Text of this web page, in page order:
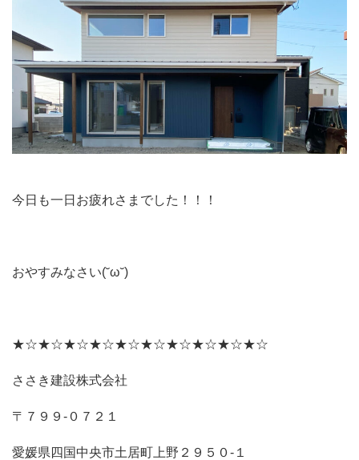
今日も一日お疲れさまでした！！！
おやすみなさい(˘ω˘)
★☆★☆★☆★☆★☆★☆★☆★☆★☆★☆
ささき建設株式会社
〒７９９‐０７２１
愛媛県四国中央市土居町上野２９５０‐１